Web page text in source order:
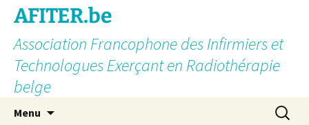
AFITER.be
Association Francophone des Infirmiers et
Technologues Exerçant en Radiothérapie
belge
Menu